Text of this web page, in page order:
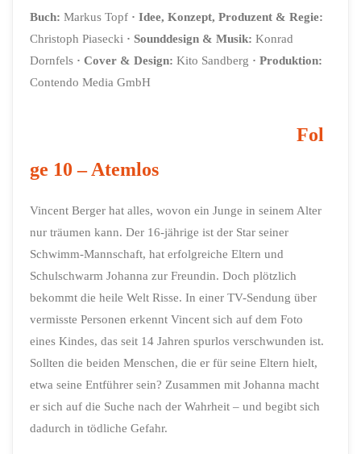
Buch: Markus Topf ·Idee, Konzept, Produzent & Regie:
Christoph Piasecki ·Sounddesign & Musik: Konrad
Dornfels ·Cover & Design: Kito Sandberg ·Produktion:
Contendo Media GmbH
Fol
ge 10 – Atemlos
Vincent Berger hat alles, wovon ein Junge in seinem Alter
nur träumen kann. Der 16-jährige ist der Star seiner
Schwimm-Mannschaft, hat erfolgreiche Eltern und
Schulschwarm Johanna zur Freundin. Doch plötzlich
bekommt die heile Welt Risse. In einer TV-Sendung über
vermisste Personen erkennt Vincent sich auf dem Foto
eines Kindes, das seit 14 Jahren spurlos verschwunden ist.
Sollten die beiden Menschen, die er für seine Eltern hielt,
etwa seine Entführer sein? Zusammen mit Johanna macht
er sich auf die Suche nach der Wahrheit – und begibt sich
dadurch in tödliche Gefahr.